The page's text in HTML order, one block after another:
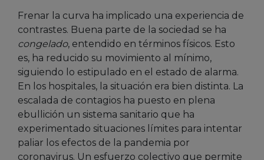
Frenar la curva ha implicado una experiencia de
contrastes. Buena parte de la sociedad se ha
congelado, entendido en términos físicos. Esto
es, ha reducido su movimiento al mínimo,
siguiendo lo estipulado en el estado de alarma.
En los hospitales, la situación era bien distinta. La
escalada de contagios ha puesto en plena
ebullición un sistema sanitario que ha
experimentado situaciones límites para intentar
paliar los efectos de la pandemia por
coronavirus. Un esfuerzo colectivo que permite